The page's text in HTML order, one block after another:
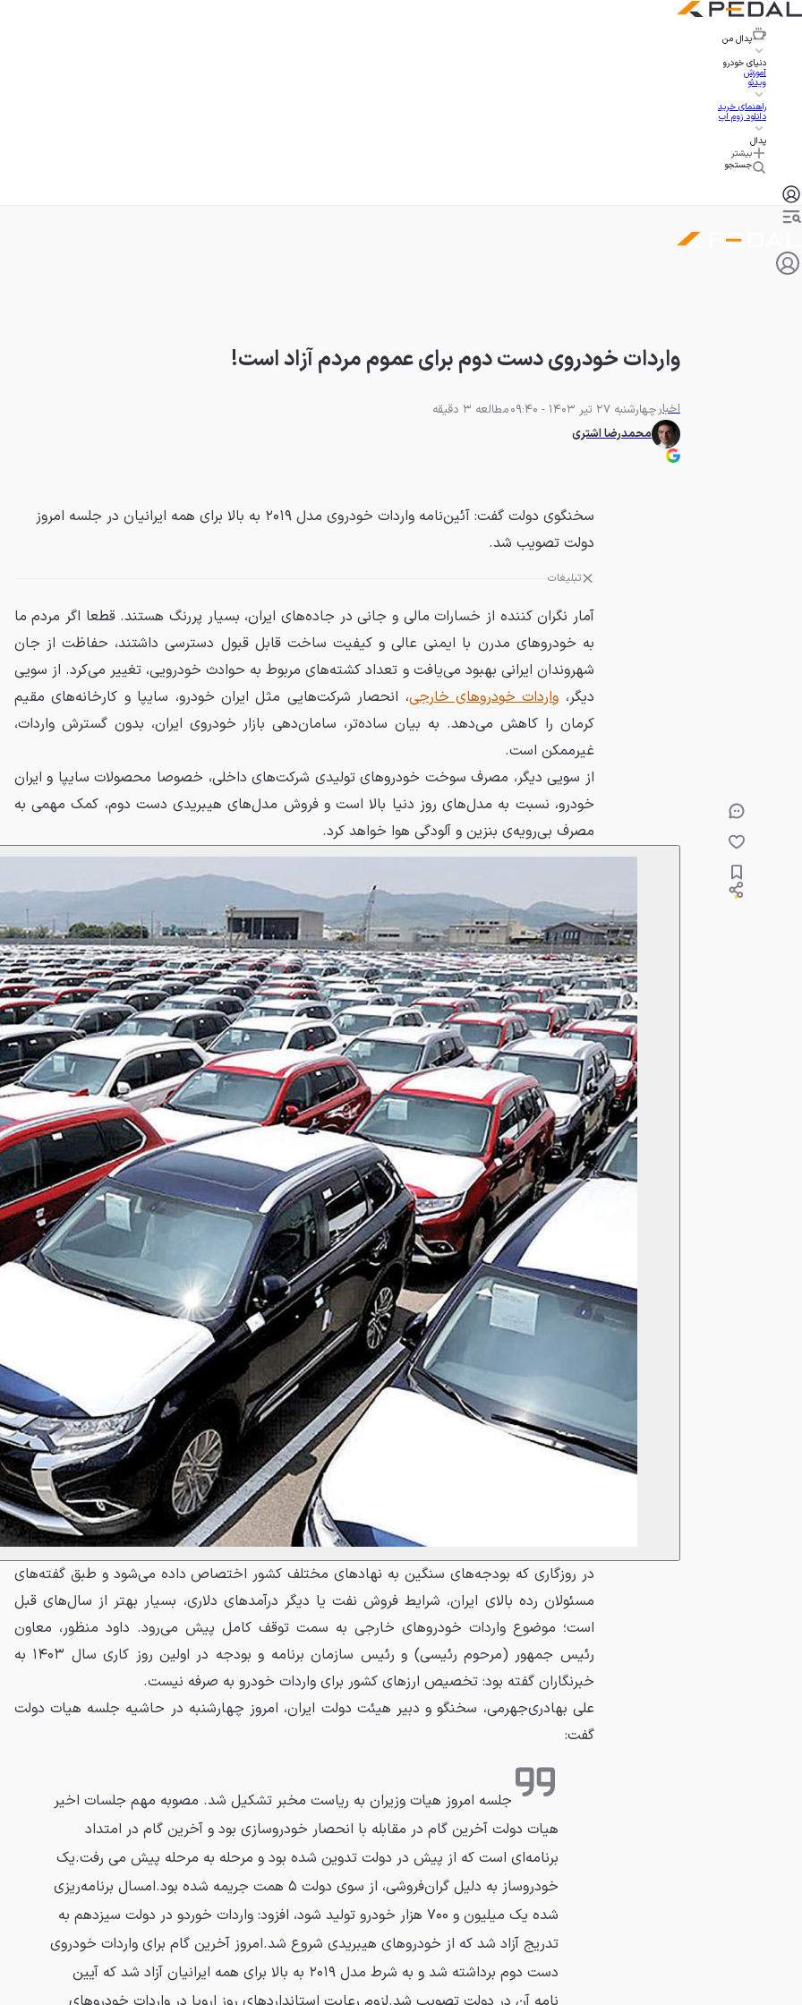
پدال من
دنیای خودرو
آموزش
ویدئو
راهنمای خرید
دانلود زوم اپ
پدال
بیشتر
جستجو
واردات خودروی دست دوم برای عموم مردم آزاد است!
اخبارچهارشنبه 27 تیر 1403 - 09:40
مطالعه 3 دقیقه
محمدرضا اشتری
سخنگوی دولت گفت: آئین‌نامه واردات خودروی مدل ۲۰۱۹ به بالا برای همه ایرانیان در جلسه امروز
دولت تصویب شد.
تبلیغات
آمار نگران کننده از خسارات مالی و جانی در جاده‌های ایران، بسیار پررنگ هستند. قطعا اگر مردم ما
به خودروهای مدرن با ایمنی عالی و کیفیت ساخت قابل قبول دسترسی داشتند، حفاظت از جان
شهروندان ایرانی بهبود می‌یافت و تعداد کشته‌های مربوط به حوادث خودرویی، تغییر می‌کرد. از سویی
دیگر، واردات خودروهای خارجی، انحصار شرکت‌هایی مثل ایران خودرو، سایپا و کارخانه‌های مقیم
کرمان را کاهش می‌دهد. به بیان ساده‌تر، سامان‌دهی بازار خودروی ایران، بدون گسترش واردات،
غیرممکن است.
از سویی دیگر، مصرف سوخت خودروهای تولیدی شرکت‌های داخلی، خصوصا محصولات سایپا و ایران
خودرو، نسبت به مدل‌های روز دنیا بالا است و فروش مدل‌های هیبریدی دست دوم، کمک مهمی به
مصرف بی‌رویه‌ی بنزین و آلودگی هوا خواهد کرد.
در روزگاری که بودجه‌های سنگین به نهادهای مختلف کشور اختصاص داده می‌شود و طبق گفته‌های
مسئولان رده بالای ایران، شرایط فروش نفت یا دیگر درآمدهای دلاری، بسیار بهتر از سال‌های قبل
است؛ موضوع واردات خودروهای خارجی به سمت توقف کامل پیش می‌رود. داود منظور، معاون
رئیس جمهور (مرحوم رئیسی) و رئیس سازمان برنامه و بودجه در اولین روز کاری سال ۱۴۰۳ به
خبرنگاران گفته بود: تخصیص ارزهای کشور برای واردات خودرو به صرفه نیست.
علی بهادری‌جهرمی، سخنگو و دبیر هیئت دولت ایران، امروز چهارشنبه در حاشیه جلسه هیات دولت
گفت:
جلسه امروز هیات وزیران به ریاست مخبر تشکیل شد. مصوبه مهم جلسات اخیر
هیات دولت آخرین گام در مقابله با انحصار خودروسازی بود و آخرین گام در امتداد
برنامه‌ای است که از پیش در دولت تدوین شده بود و مرحله به مرحله پیش می رفت.یک
خودروساز به دلیل گران‌فروشی، از سوی دولت ۵ همت جریمه شده بود.امسال برنامه‌ریزی
شده یک میلیون و ۷۰۰ هزار خودرو تولید شود، افزود: واردات خوردو در دولت سیزدهم به
تدریج آزاد شد که از خودروهای هیبریدی شروع شد.امروز آخرین گام برای واردات خودروی
دست دوم برداشته شد و به شرط مدل ۲۰۱۹ به بالا برای همه ایرانیان آزاد شد که آیین